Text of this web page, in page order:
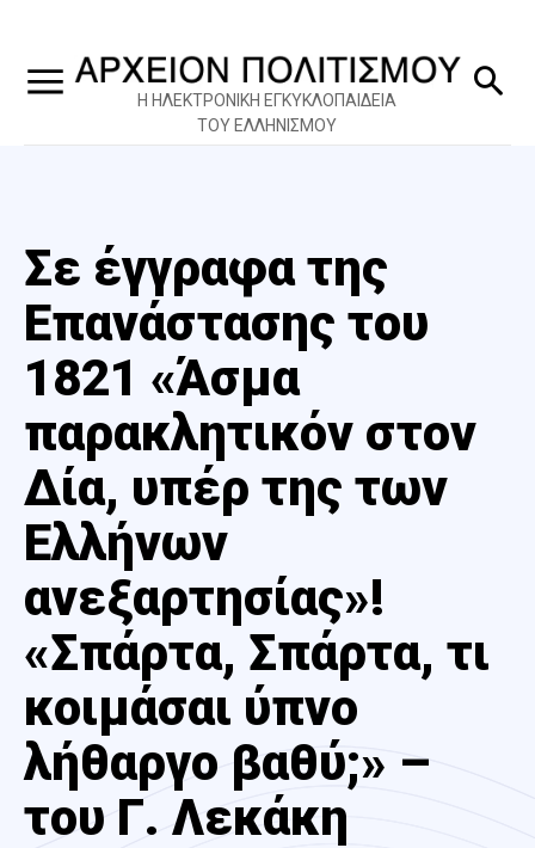
Η ΗΛΕΚΤΡΟΝΙΚΗ ΕΓΚΥΚΛΟΠΑΙΔΕΙΑ
ΤΟΥ ΕΛΛΗΝΙΣΜΟΥ
Σε έγγραφα της
Επανάστασης του
1821 «Άσμα
παρακλητικόν στον
Δία, υπέρ της των
Ελλήνων
ανεξαρτησίας»!
«Σπάρτα, Σπάρτα, τι
κοιμάσαι ύπνο
λήθαργο βαθύ;» –
του Γ. Λεκάκη